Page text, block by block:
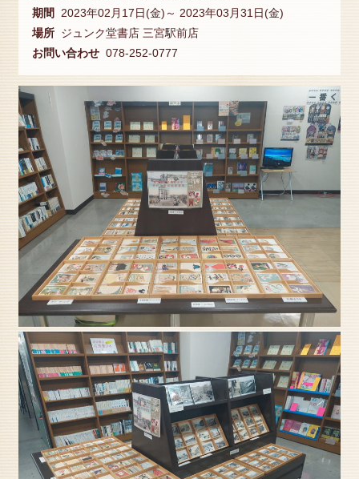
期間
2023年02月17日(金)～ 2023年03月31日(金)
場所 ジュンク堂書店 三宮駅前店
お問い合わせ 078-252-0777